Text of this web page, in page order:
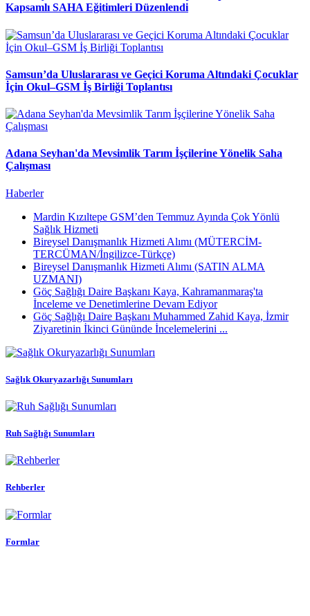
Kapsamlı SAHA Eğitimleri Düzenlendi
Samsun’da Uluslararası ve Geçici Koruma Altındaki Çocuklar
İçin Okul–GSM İş Birliği Toplantısı
Adana Seyhan'da Mevsimlik Tarım İşçilerine Yönelik Saha
Çalışması
Haberler
Mardin Kızıltepe GSM’den Temmuz Ayında Çok Yönlü
Sağlık Hizmeti
Bireysel Danışmanlık Hizmeti Alımı (MÜTERCİM-
TERCÜMAN/İngilizce-Türkçe)
Bireysel Danışmanlık Hizmeti Alımı (SATIN ALMA
UZMANI)
Göç Sağlığı Daire Başkanı Kaya, Kahramanmaraş'ta
İnceleme ve Denetimlerine Devam Ediyor
Göç Sağlığı Daire Başkanı Muhammed Zahid Kaya, İzmir
Ziyaretinin İkinci Gününde İncelemelerini ...
Sağlık Okuryazarlığı Sunumları
Ruh Sağlığı Sunumları
Rehberler
Formlar